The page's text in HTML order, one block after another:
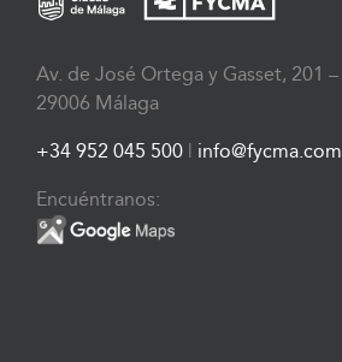
Av. de José Ortega y Gasset, 201 –
29006 Málaga
+34 952 045 500 info@fycma.com
Encuéntranos: